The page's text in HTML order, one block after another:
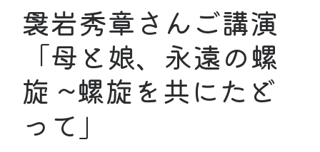
袰岩秀章さんご講演
「母と娘、永遠の螺
旋 ~螺旋を共にたど
って」